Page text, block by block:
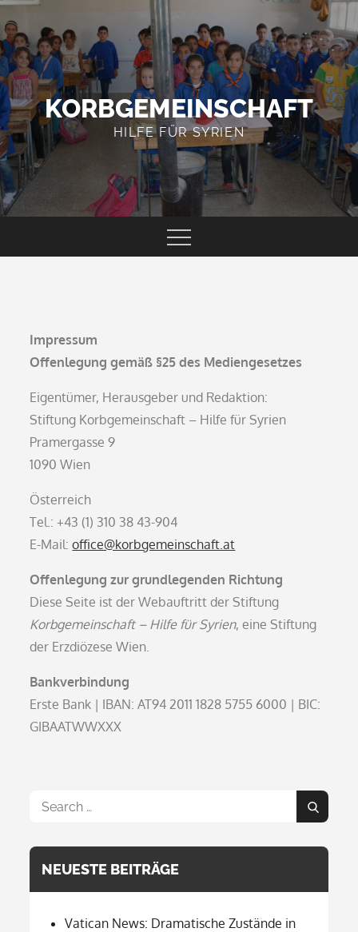
to
content
KORBGEMEINSCHAFT
HILFE FÜR SYRIEN
Impressum
Offenlegung gemäß §25 des Mediengesetzes
Eigentümer, Herausgeber und Redaktion:
Stiftung Korbgemeinschaft – Hilfe für Syrien
Pramergasse 9
1090 Wien
Österreich
Tel.: +43 (1) 310 38 43-904
E-Mail:office@korbgemeinschaft.at
Offenlegung zur grundlegenden Richtung
Diese Seite ist der Webauftritt der Stiftung
Korbgemeinschaft – Hilfe für Syrien, eine Stiftung
der Erzdiözese Wien.
Bankverbindung
Erste Bank | IBAN: AT94 2011 1828 5755 6000 | BIC:
GIBAATWWXXX
Search
Search
NEUESTE BEITRÄGE
Vatican News: Dramatische Zustände in